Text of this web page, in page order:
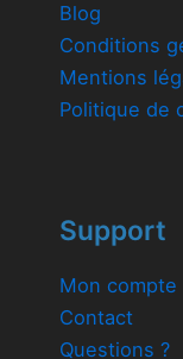
Blog
Conditions
Mentions
Politique de
Support
Mon compte
Contact
Questions ?